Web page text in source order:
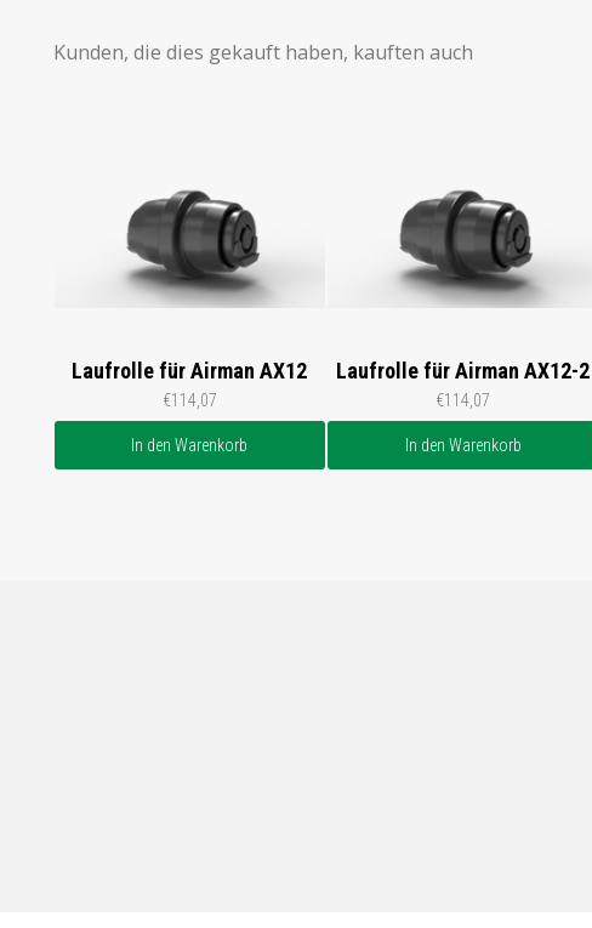
Kunden, die dies gekauft haben, kauften auch
Laufrolle für Airman AX12
€114,07
In den Warenkorb
Laufrolle für Airman AX12-2
€114,07
In den Warenkorb